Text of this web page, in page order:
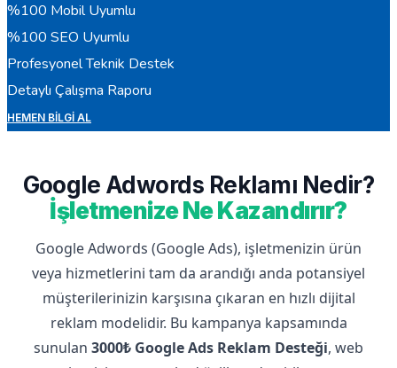
%100 Mobil Uyumlu
%100 SEO Uyumlu
Profesyonel Teknik Destek
Detaylı Çalışma Raporu
HEMEN BILGI AL
Google Adwords Reklamı Nedir?
İşletmenize Ne Kazandırır?
Google Adwords (Google Ads), işletmenizin ürün
veya hizmetlerini tam da arandığı anda potansiyel
müşterilerinizin karşısına çıkaran en hızlı dijital
reklam modelidir. Bu kampanya kapsamında
sunulan 3000₺ Google Ads Reklam Desteği, web